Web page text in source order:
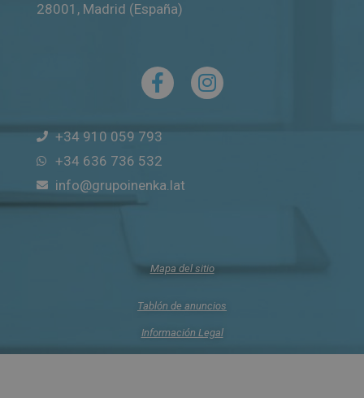
28001 , Madrid (España)
+34 910 059 793
+34 636 736 532
info@grupoinenka.lat
Mapa del sitio
Tablón de anuncios
Información Legal